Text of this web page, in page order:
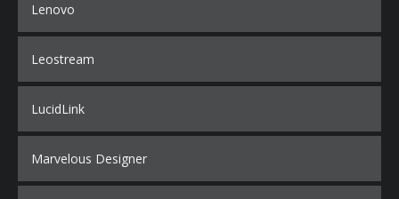
Lenovo
Leostream
LucidLink
Marvelous Designer